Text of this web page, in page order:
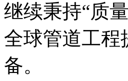
继续秉持“质
全球管道工程
备。